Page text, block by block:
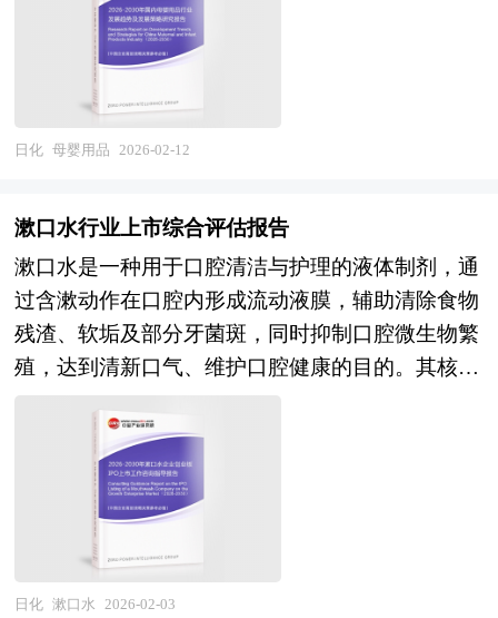
度干燥。 身粉需兼顾安全性与实用性：其粉末粒
径需严格控制在安全范围内，避免吸入风险；pH
值贴近人体皮肤，减少刺激；部分产品会采用无香
型或天然香料，满足敏感肌需求；包装设计则注重
防潮密封性，确保产品在使用过程中不受污染。现
成人运动后皮肤护理、足部护理等领域，成为日常
皮肤健康管理的重要辅助品。随着技术发展，液体
爽身粉、喷雾型爽身粉等新形态产品相继出现，通
过快速成膜或挥发技术实现干爽效果，进一步提升
了使用的便捷性与安全性。 爽身粉行业研究报告
粉未来的政策走向和监管体制的发展趋势，挖掘爽
身粉行业的市场潜力，基于重点细分市场领域的深
度研究，提供对产业规模、产业结构、区域结构、
市场竞争、产业盈利水平等多个角度市场变化的生
动描绘，清晰发展方向。预测未来爽身粉业务的市
场前景，以帮助客户拨开政策迷雾，寻找爽身粉行
以"妈妈+宝宝"为核心的家庭消费单元。产品谱系
极为丰富，包括婴幼儿配方奶粉、辅食营养品、纸
尿裤、童装童鞋、喂养器具、洗护用品、童车童
床、益智玩具、母婴智能设备，以及月子服务、早
教托育、育儿咨询等衍生服务。母婴用品消费具有
策往往由安全性、功能性、品牌信任度等多重因素
从"产品消费"向"服务消费"、从"标准化供给"向"个
性化定制"演进的价值升级规律。随着国民生育政
策优化、家庭结构变迁与育儿理念革新，母婴用品
行业已成为洞察中国消费市场转型与家庭生活方式
变革的重要窗口。 当前，国内母婴用品市场正处
于存量竞争深化与商业模式重构的转折阶段。从市
场规模看，尽管新生儿数量下滑带来基础需求收缩
压力，但客单价提升、消费周期延长、品类渗透率
提高等因素部分对冲了人口负向冲击，行业整体维
持"量减价增"的结构性增长态势；从竞争格局看，
日化 母婴用品 2026-02-12
漱口水行业上市综合评估报告
漱口水是一种用于口腔清洁与护理的液体制剂，通
过含漱动作在口腔内形成流动液膜，辅助清除食物
残渣、软垢及部分牙菌斑，同时抑制口腔微生物繁
殖，达到清新口气、维护口腔健康的目的。其核心
漱时，液体在牙齿、牙龈、舌面及口腔黏膜表面流
动，利用机械力冲刷附着物；部分活性成分则通过
渗透作用破坏细菌细胞膜结构、干扰代谢过程或抑
制酶活性，从而减少致病菌数量，降低龋齿、牙周
病等口腔疾病的发生风险。 企业发展到一定阶段
就会遇到资金制约问题，而资本市场作为企业的主
日化 漱口水 2026-02-03